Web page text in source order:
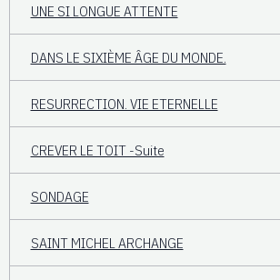
UNE SI LONGUE ATTENTE
DANS LE SIXIÈME ÂGE DU MONDE.
RESURRECTION. VIE ETERNELLE
CREVER LE TOIT -Suite
SONDAGE
SAINT MICHEL ARCHANGE